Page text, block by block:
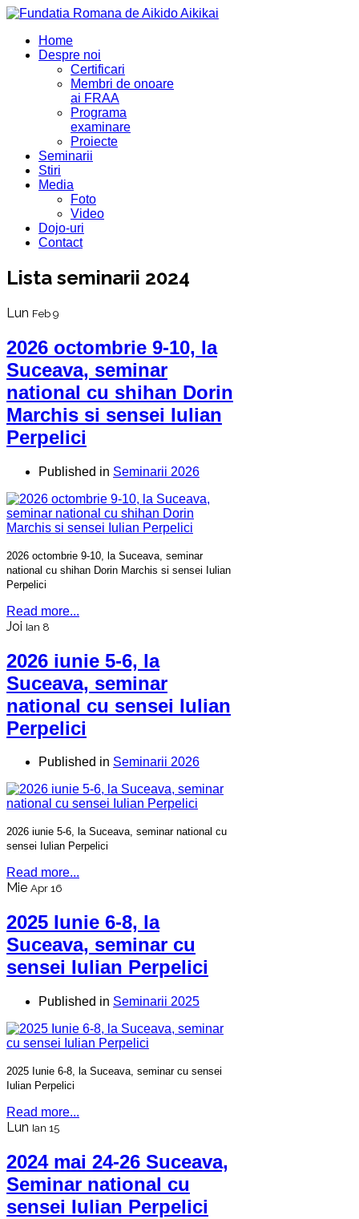
Home
Despre noi
Certificari
Membri de onoare
ai FRAA
Programa
examinare
Proiecte
Seminarii
Stiri
Media
Foto
Video
Dojo-uri
Contact
Lista seminarii 2024
Lun Feb 9
2026 octombrie 9-10, la
Suceava, seminar
national cu shihan Dorin
Marchis si sensei Iulian
Perpelici
Published in Seminarii 2026
2026 octombrie 9-10, la Suceava, seminar
national cu shihan Dorin Marchis si sensei Iulian
Perpelici
Read more...
Joi Ian 8
2026 iunie 5-6, la
Suceava, seminar
national cu sensei Iulian
Perpelici
Published in Seminarii 2026
2026 iunie 5-6, la Suceava, seminar national cu
sensei Iulian Perpelici
Read more...
Mie Apr 16
2025 Iunie 6-8, la
Suceava, seminar cu
sensei Iulian Perpelici
Published in Seminarii 2025
2025 Iunie 6-8, la Suceava, seminar cu sensei
Iulian Perpelici
Read more...
Lun Ian 15
2024 mai 24-26 Suceava,
Seminar national cu
sensei Iulian Perpelici